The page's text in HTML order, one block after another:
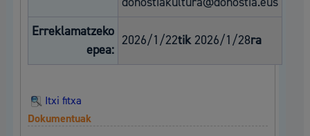
Erreklamatzeko
epea:
2026/1/22tik2026/1/28ra
Itxi fitxa
Dokumentuak